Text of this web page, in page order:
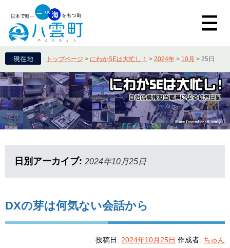
トップページ > にわかSEは大忙し！ > 2024年 > 10月 > 25日
日別アーカイブ: 2024年10月25日
DXの芽は何気ない会話から
投稿日: 2024年10月25日 作成者: ちゅん